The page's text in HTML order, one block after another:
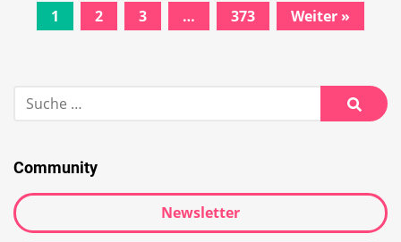
Beitrags-
Navigation
1 2 3 … 373 Weiter »
Suche
nach:
Suche
Community
Newsletter